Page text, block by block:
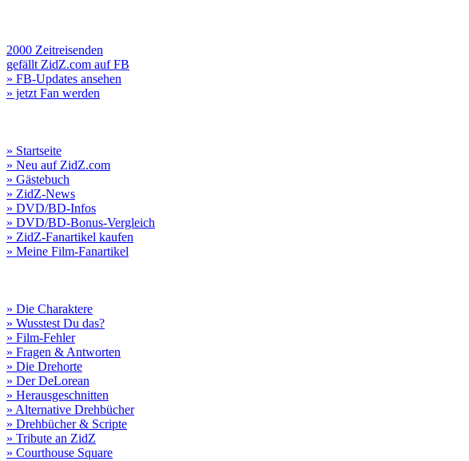
2000 Zeitreisenden
gefällt ZidZ.com auf FB
» FB-Updates ansehen
» jetzt Fan werden
» Startseite
» Neu auf ZidZ.com
» Gästebuch
» ZidZ-News
» DVD/BD-Infos
» DVD/BD-Bonus-Vergleich
» ZidZ-Fanartikel kaufen
» Meine Film-Fanartikel
» Die Charaktere
» Wusstest Du das?
» Film-Fehler
» Fragen & Antworten
» Die Drehorte
» Der DeLorean
» Herausgeschnitten
» Alternative Drehbücher
» Drehbücher & Scripte
» Tribute an ZidZ
» Courthouse Square